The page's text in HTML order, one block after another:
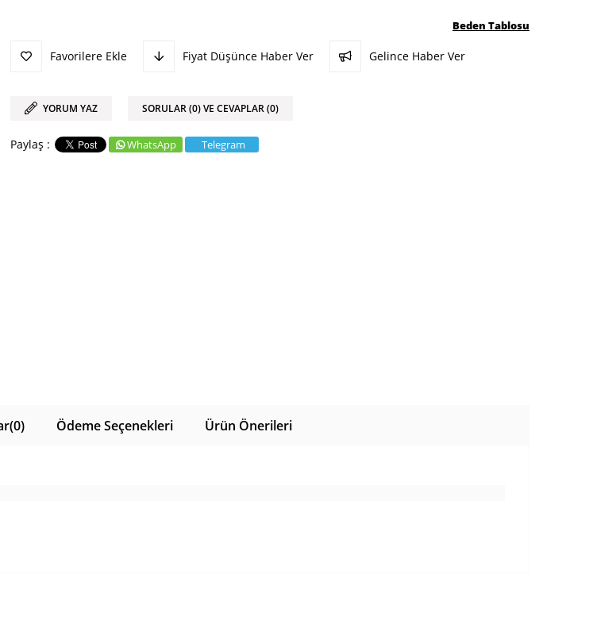
Beden Tablosu
Favorilere Ekle Fiyat Düşünce Haber Ver Gelince Haber Ver
YORUM YAZ SORULAR (0) VE CEVAPLAR (0)
WhatsApp Telegram
(0) Ödeme Seçenekleri Ürün Önerileri